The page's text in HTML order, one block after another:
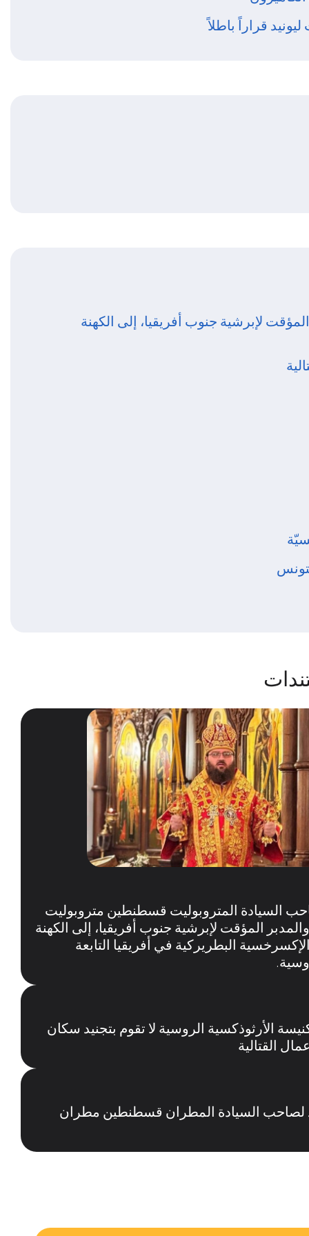
قراراً باطلاً
لإبرشية جنوب أفريقيا، إلى الكهنة
السيادة المتروبوليت قسطنطين متروبوليت
المؤقت لإبرشية جنوب أفريقيا، إلى الكهنة
البطريركية في أفريقيا التابعة
الأرثوذكسية الروسية لا تقوم بتجنيد سكان
القتالية
لصاحب السيادة المطران قسطنطين مطران